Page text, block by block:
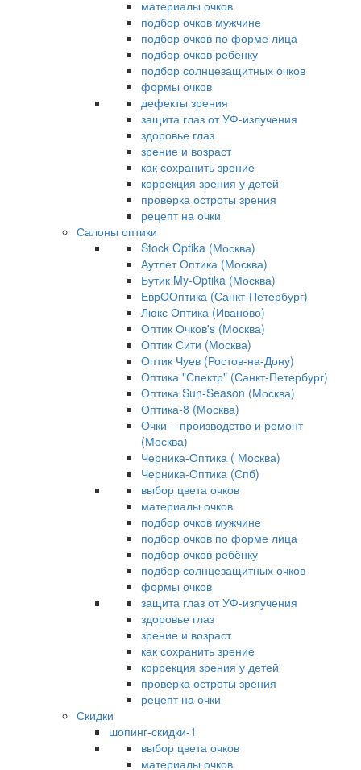
материалы очков
подбор очков мужчине
подбор очков по форме лица
подбор очков ребёнку
подбор солнцезащитных очков
формы очков
дефекты зрения
защита глаз от УФ-излучения
здоровье глаз
зрение и возраст
как сохранить зрение
коррекция зрения у детей
проверка остроты зрения
рецепт на очки
Салоны оптики
Stock Optika (Москва)
Аутлет Оптика (Москва)
Бутик My-Optika (Москва)
ЕврООптика (Санкт-Петербург)
Люкс Оптика (Иваново)
Оптик Очков's (Москва)
Оптик Сити (Москва)
Оптик Чуев (Ростов-на-Дону)
Оптика "Спектр" (Санкт-Петербург)
Оптика Sun-Season (Москва)
Оптика-8 (Москва)
Очки – производство и ремонт
(Москва)
Черника-Оптика ( Москва)
Черника-Оптика (Спб)
выбор цвета очков
материалы очков
подбор очков мужчине
подбор очков по форме лица
подбор очков ребёнку
подбор солнцезащитных очков
формы очков
защита глаз от УФ-излучения
здоровье глаз
зрение и возраст
как сохранить зрение
коррекция зрения у детей
проверка остроты зрения
рецепт на очки
Скидки
шопинг-скидки-1
выбор цвета очков
материалы очков